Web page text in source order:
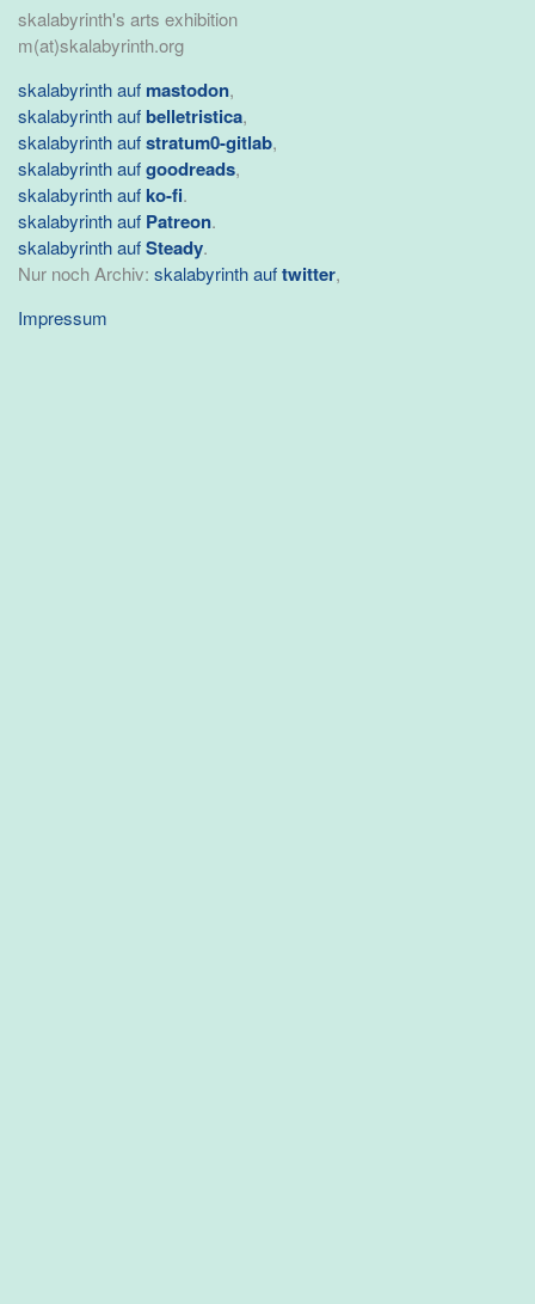
skalabyrinth's arts exhibition
m(at)skalabyrinth.org
skalabyrinth auf mastodon,
skalabyrinth auf belletristica,
skalabyrinth aufstratum0-gitlab,
skalabyrinth aufgoodreads,
skalabyrinth auf ko-fi.
skalabyrinth auf Patreon.
skalabyrinth aufSteady.
Nur noch Archiv: skalabyrinth auftwitter,
Impressum